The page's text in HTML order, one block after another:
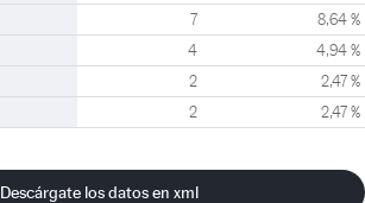
7 8,64 %
4 4,94 %
2 2,47 %
2 2,47 %
Descárgate los datos en xml